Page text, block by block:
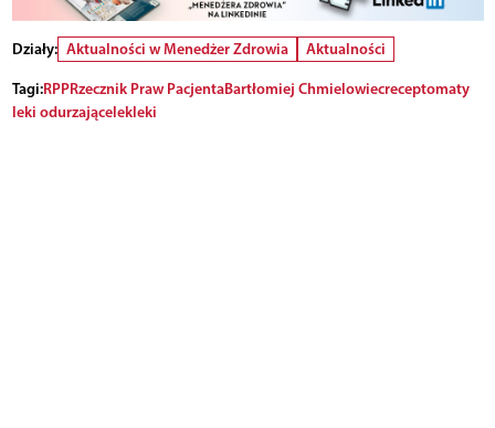
Działy: Aktualności w Menedżer Zdrowia
Aktualności
Tagi:RPPRzecznik Praw PacjentaBartłomiej Chmielowiecreceptomaty
leki odurzającelekleki